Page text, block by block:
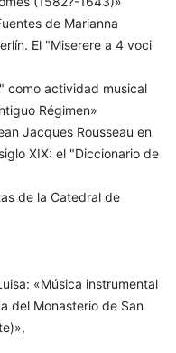
de Marianna
El "Miserere a 4 voci
como actividad musical
Régimen»
Jacques Rousseau en
XIX: el "Diccionario de
de la Catedral de
«Música instrumental
del Monasterio de San